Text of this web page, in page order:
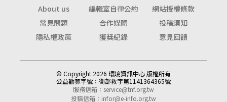
About us
編輯室自律公約
網站授權條款
常見問題
合作媒體
投稿須知
隱私權政策
獲獎紀錄 意見回饋
© Copyright 2026 環境資訊中心 版權所有
公益勸募字號： 衛部救字第1141364365號
服務信箱： service@tnf.org.tw
投稿信箱： infor@e-info.org.tw